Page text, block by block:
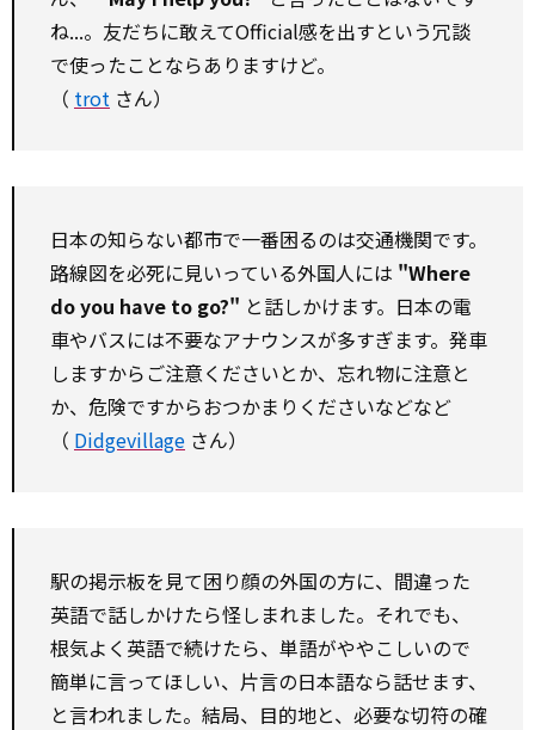
ね...。友だちに敢えてOfficial感を出すという冗談
で使ったことならありますけど。
（ trot さん）
日本の知らない都市で一番困るのは交通機関です。
路線図を必死に見いっている外国人には "Where
do you have to go?" と話しかけます。日本の電
車やバスには不要なアナウンスが多すぎます。発車
しますからご注意くださいとか、忘れ物に注意と
か、危険ですからおつかまりくださいなどなど
（ Didgevillage さん）
駅の掲示板を見て困り顔の外国の方に、間違った
英語で話しかけたら怪しまれました。それでも、
根気よく英語で続けたら、単語がややこしいので
簡単に言ってほしい、片言の日本語なら話せます、
と言われました。結局、目的地と、必要な切符の確